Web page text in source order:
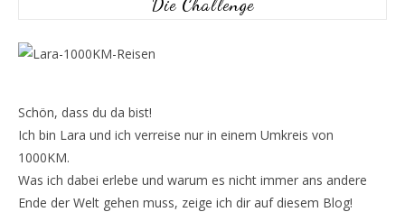
Die Challenge
Schön, dass du da bist!
Ich bin Lara und ich verreise nur in einem Umkreis von
1000KM.
Was ich dabei erlebe und warum es nicht immer ans andere
Ende der Welt gehen muss, zeige ich dir auf diesem Blog!